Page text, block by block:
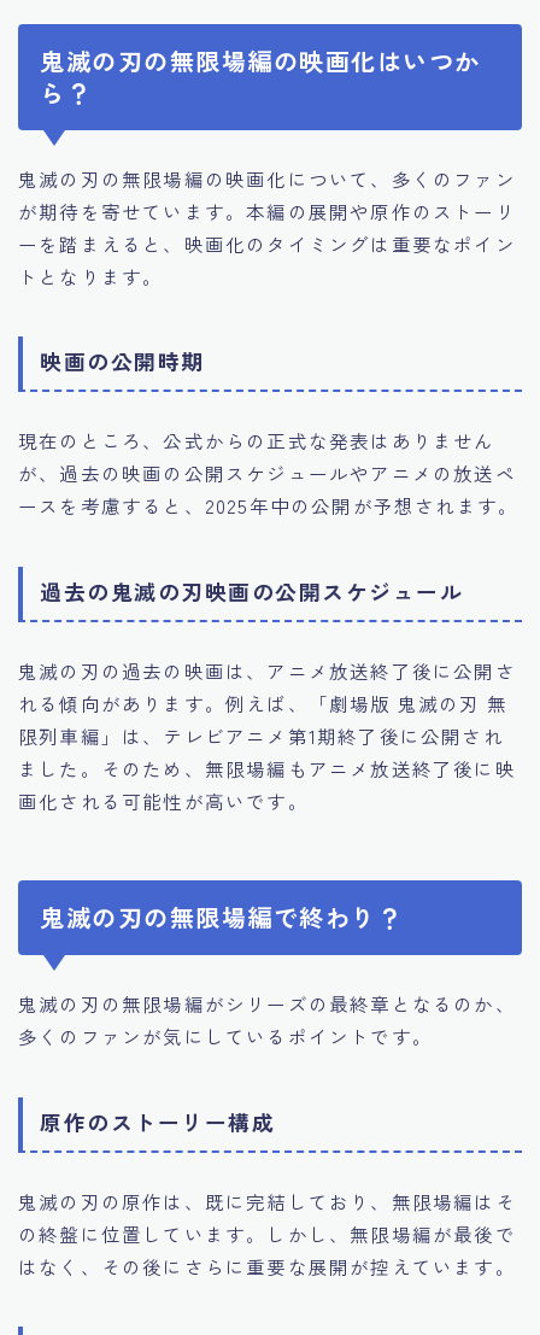
鬼滅の刃の無限場編の映画化はいつか
ら？
鬼滅の刃の無限場編の映画化について、多くのファン
が期待を寄せています。本編の展開や原作のストーリ
ーを踏まえると、映画化のタイミングは重要なポイン
トとなります。
映画の公開時期
現在のところ、公式からの正式な発表はありません
が、過去の映画の公開スケジュールやアニメの放送ペ
ースを考慮すると、2025年中の公開が予想されます。
過去の鬼滅の刃映画の公開スケジュール
鬼滅の刃の過去の映画は、アニメ放送終了後に公開さ
れる傾向があります。例えば、「劇場版 鬼滅の刃 無
限列車編」は、テレビアニメ第1期終了後に公開され
ました。そのため、無限場編もアニメ放送終了後に映
画化される可能性が高いです。
鬼滅の刃の無限場編で終わり？
鬼滅の刃の無限場編がシリーズの最終章となるのか、
多くのファンが気にしているポイントです。
原作のストーリー構成
鬼滅の刃の原作は、既に完結しており、無限場編はそ
の終盤に位置しています。しかし、無限場編が最後で
はなく、その後にさらに重要な展開が控えています。